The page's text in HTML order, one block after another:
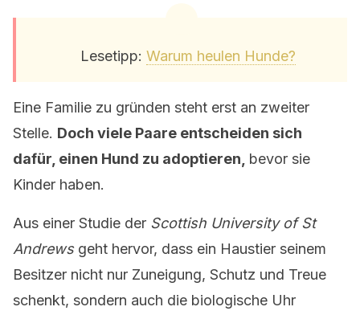
Lesetipp: Warum heulen Hunde?
Eine Familie zu gründen steht erst an zweiter
Stelle. Doch viele Paare entscheiden sich
dafür, einen Hund zu adoptieren, bevor sie
Kinder haben.
Aus einer Studie der Scottish University of St
Andrewsgeht hervor, dass ein Haustier seinem
Besitzer nicht nur Zuneigung, Schutz und Treue
schenkt, sondern auch die biologische Uhr